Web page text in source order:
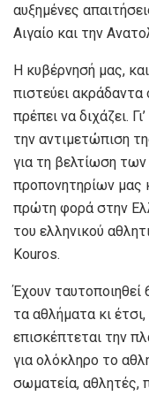
αυξημένες
Αιγαίο και την
H κυβέρνησή μας,
πιστεύει ακράδαντα
πρέπει να διχάζει.
την αντιμετώπιση
για τη βελτίωση
προπονητηρίων μας
πρώτη φορά στην
του ελληνικού
Kouros.
Έχουν
τα αθλήματα κι
επισκέπτεται την
για ολόκληρο το
σωματεία, αθλητές,